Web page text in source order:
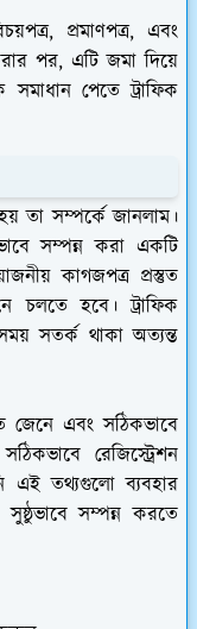
প্রমাণপত্র, এবং
পর, এটি জমা দিয়ে
পেতে ট্রাফিক
তা সম্পর্কে জানলাম।
সম্পন্ন করা একটি
কাগজপত্র প্রস্তুত
হবে। ট্রাফিক
সতর্ক থাকা অত্যন্ত
জেনে এবং সঠিকভাবে
রেজিস্ট্রেশন
এই তথ্যগুলো ব্যবহার
সম্পন্ন করতে